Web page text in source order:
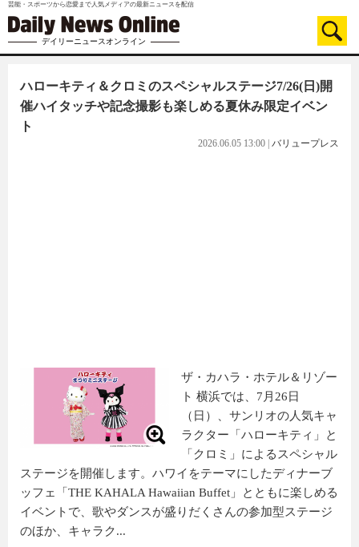
芸能・スポーツから恋愛まで人気メディアの最新ニュースを配信
デイリーニュースオンライン
ハローキティ＆クロミのスペシャルステージ7/26(日)開
催ハイタッチや記念撮影も楽しめる夏休み限定イベン
ト
2026.06.05 13:00 バリュープレス
ザ・カハラ・ホテル＆リゾー
ト 横浜では、7月26日
（日）、サンリオの人気キャ
ラクター「ハローキティ」と
「クロミ」によるスペシャル
ステージを開催します。ハワイをテーマにしたディナーブ
ッフェ「THE KAHALA Hawaiian Buffet」とともに楽しめる
イベントで、歌やダンスが盛りだくさんの参加型ステージ
のほか、キャラク...